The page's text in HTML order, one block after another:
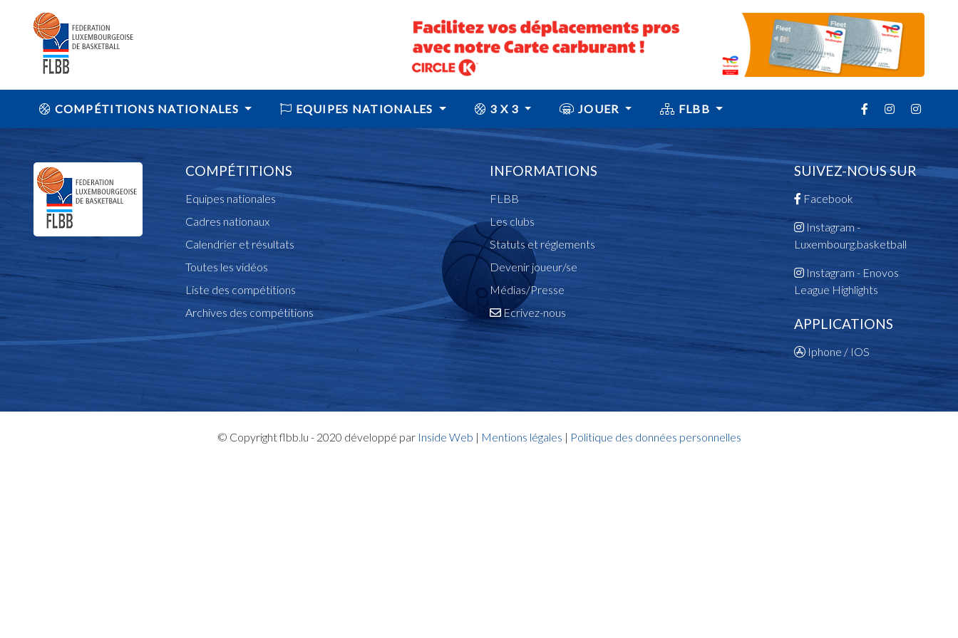
COMPÉTITIONS NATIONALES EQUIPES NATIONALES 3 X 3 JOUER FLBB
COMPÉTITIONS
Equipes nationales
Cadres nationaux
Calendrier et résultats
Toutes les vidéos
Liste des compétitions
Archives des compétitions
INFORMATIONS
FLBB
Les clubs
Statuts et réglements
Devenir joueur/se
Médias/Presse
Ecrivez-nous
SUIVEZ-NOUS SUR
Facebook
Instagram -
Luxembourg.basketball
Instagram - Enovos
League Highlights
APPLICATIONS
Iphone / IOS
© Copyright flbb.lu - 2020 développé par Inside Web | Mentions légales | Politique des données personnelles